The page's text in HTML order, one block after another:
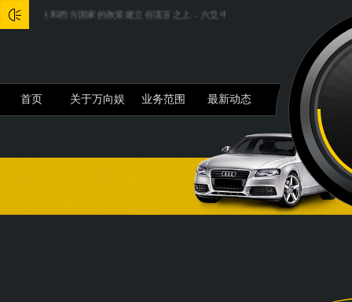
席：美和西方国家的政策建立在谎言之上... 六爻中五行生灭十二宫详解...
首页 关于万向娱 业务范围 最新动态